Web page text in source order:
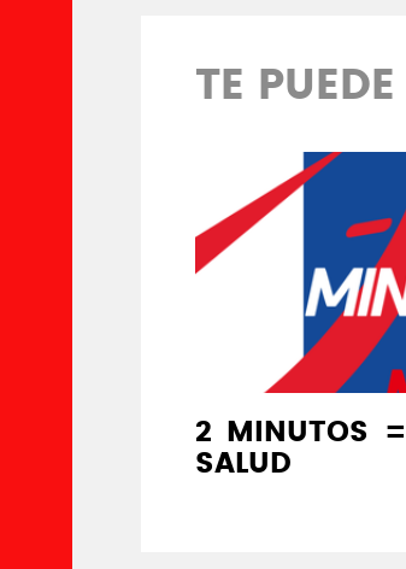
TE
2 MINUTOS
SALUD